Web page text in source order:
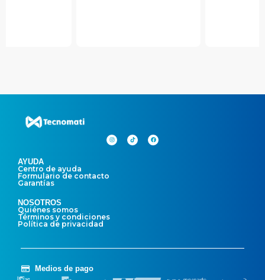
AYUDA
Centro de ayuda
Formulario de contacto
Garantías
NOSOTROS
Quiénes somos
Términos y condiciones
Política de privacidad
Medios de pago